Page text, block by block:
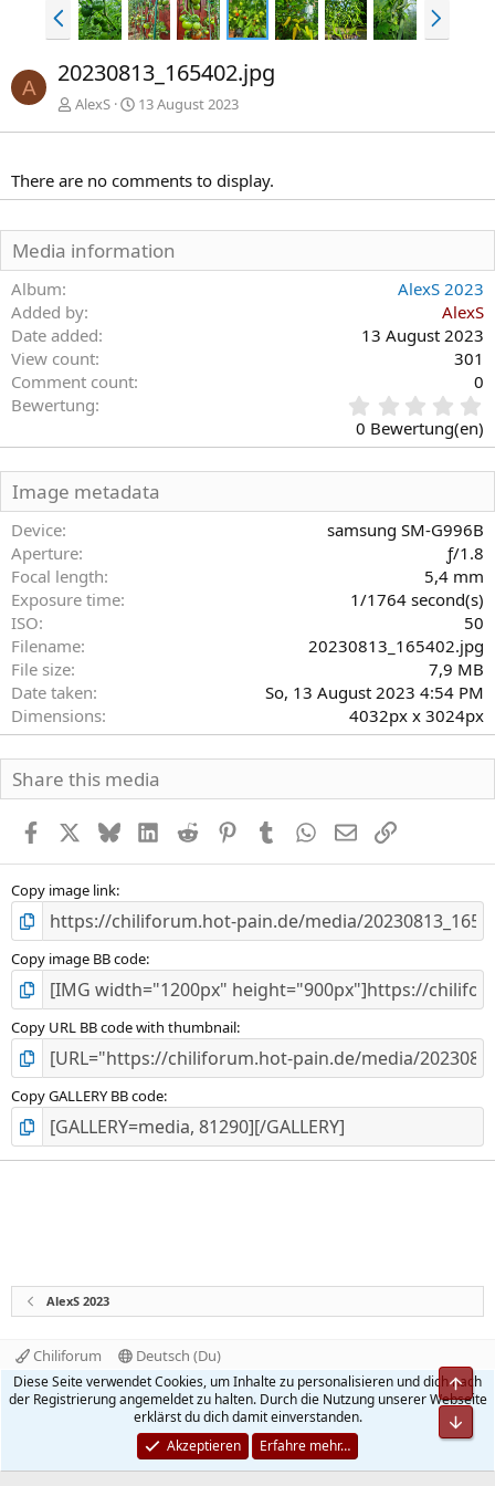
V
o
h
e
e
N
ä
A 20230813_165402.jpg
AlexS 13 August 2023
There are no comments to display.
Media information
Album
AlexS 2023
Added by
AlexS
Date added
13 August 2023
View count
301
Comment count
0
Bewertung
0
0
t
0 Bewertung(en)
Image metadata
Device
samsung SM-G996B
Aperture
ƒ/1.8
Focal length
5,4 mm
Exposure time
1/1764 second(s)
ISO
50
Filename
20230813_165402.jpg
File size
7,9 MB
Date taken
So, 13 August 2023 4:54 PM
Dimensions
4032px x 3024px
Share this media
Facebook BlueskyLinkedInReddit PinterestTumblr WhatsApp
E-MailLink
Copy image link
Copy image BB code
Copy URL BB code with thumbnail
Copy GALLERY BB code
AlexS 2023
Chiliforum
Deutsch (Du)
Kontakt
Nutzungsbedingungen
Datenschutz
Hilfe und Impressum
Start
R
S
Community platform by XenForo® © 2010-2026 XenForo Ltd.
Quality Add-Ons made withbyWMTech.
Diese Seite verwendet Cookies, um Inhalte zu personalisieren und dich nach
der Registrierung angemeldet zu halten. Durch die Nutzung unserer Webseite
erklärst du dich damit einverstanden.
Akzeptieren
Erfahre mehr…